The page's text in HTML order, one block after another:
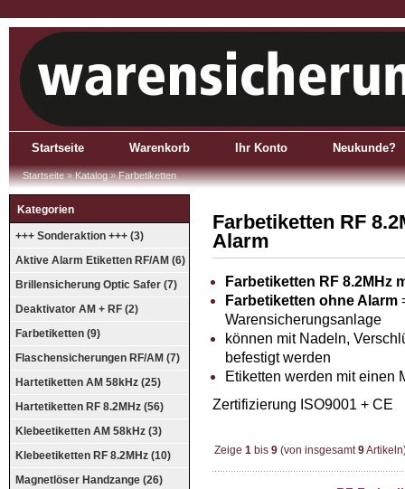
Startseite Warenkorb Ihr Konto Neukunde?
Startseite»Katalog»Farbetiketten
Kategorien
+++ Sonderaktion +++ (3)
Aktive Alarm Etiketten RF/AM (6)
Brillensicherung Optic Safer (7)
Deaktivator AM + RF (2)
Farbetiketten (9)
Flaschensicherungen RF/AM (7)
Hartetiketten AM 58kHz (25)
Hartetiketten RF 8.2MHz (56)
Klebeetiketten AM 58kHz (3)
Klebeetiketten RF 8.2MHz (10)
Magnetlöser Handzange (26)
Farbetiketten RF
Alarm
Farbetiketten RF 8.2MHz
Farbetiketten ohne Alarm
Warensicherungsanlage
können mit Nadeln,
befestigt werden
Etiketten werden mit einen
Zertifizierung ISO9001 + CE
Zeige 1 bis 9 (von insgesamt9